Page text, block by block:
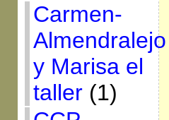
Carmen-
Almendralejo
y Marisa el
taller(1)